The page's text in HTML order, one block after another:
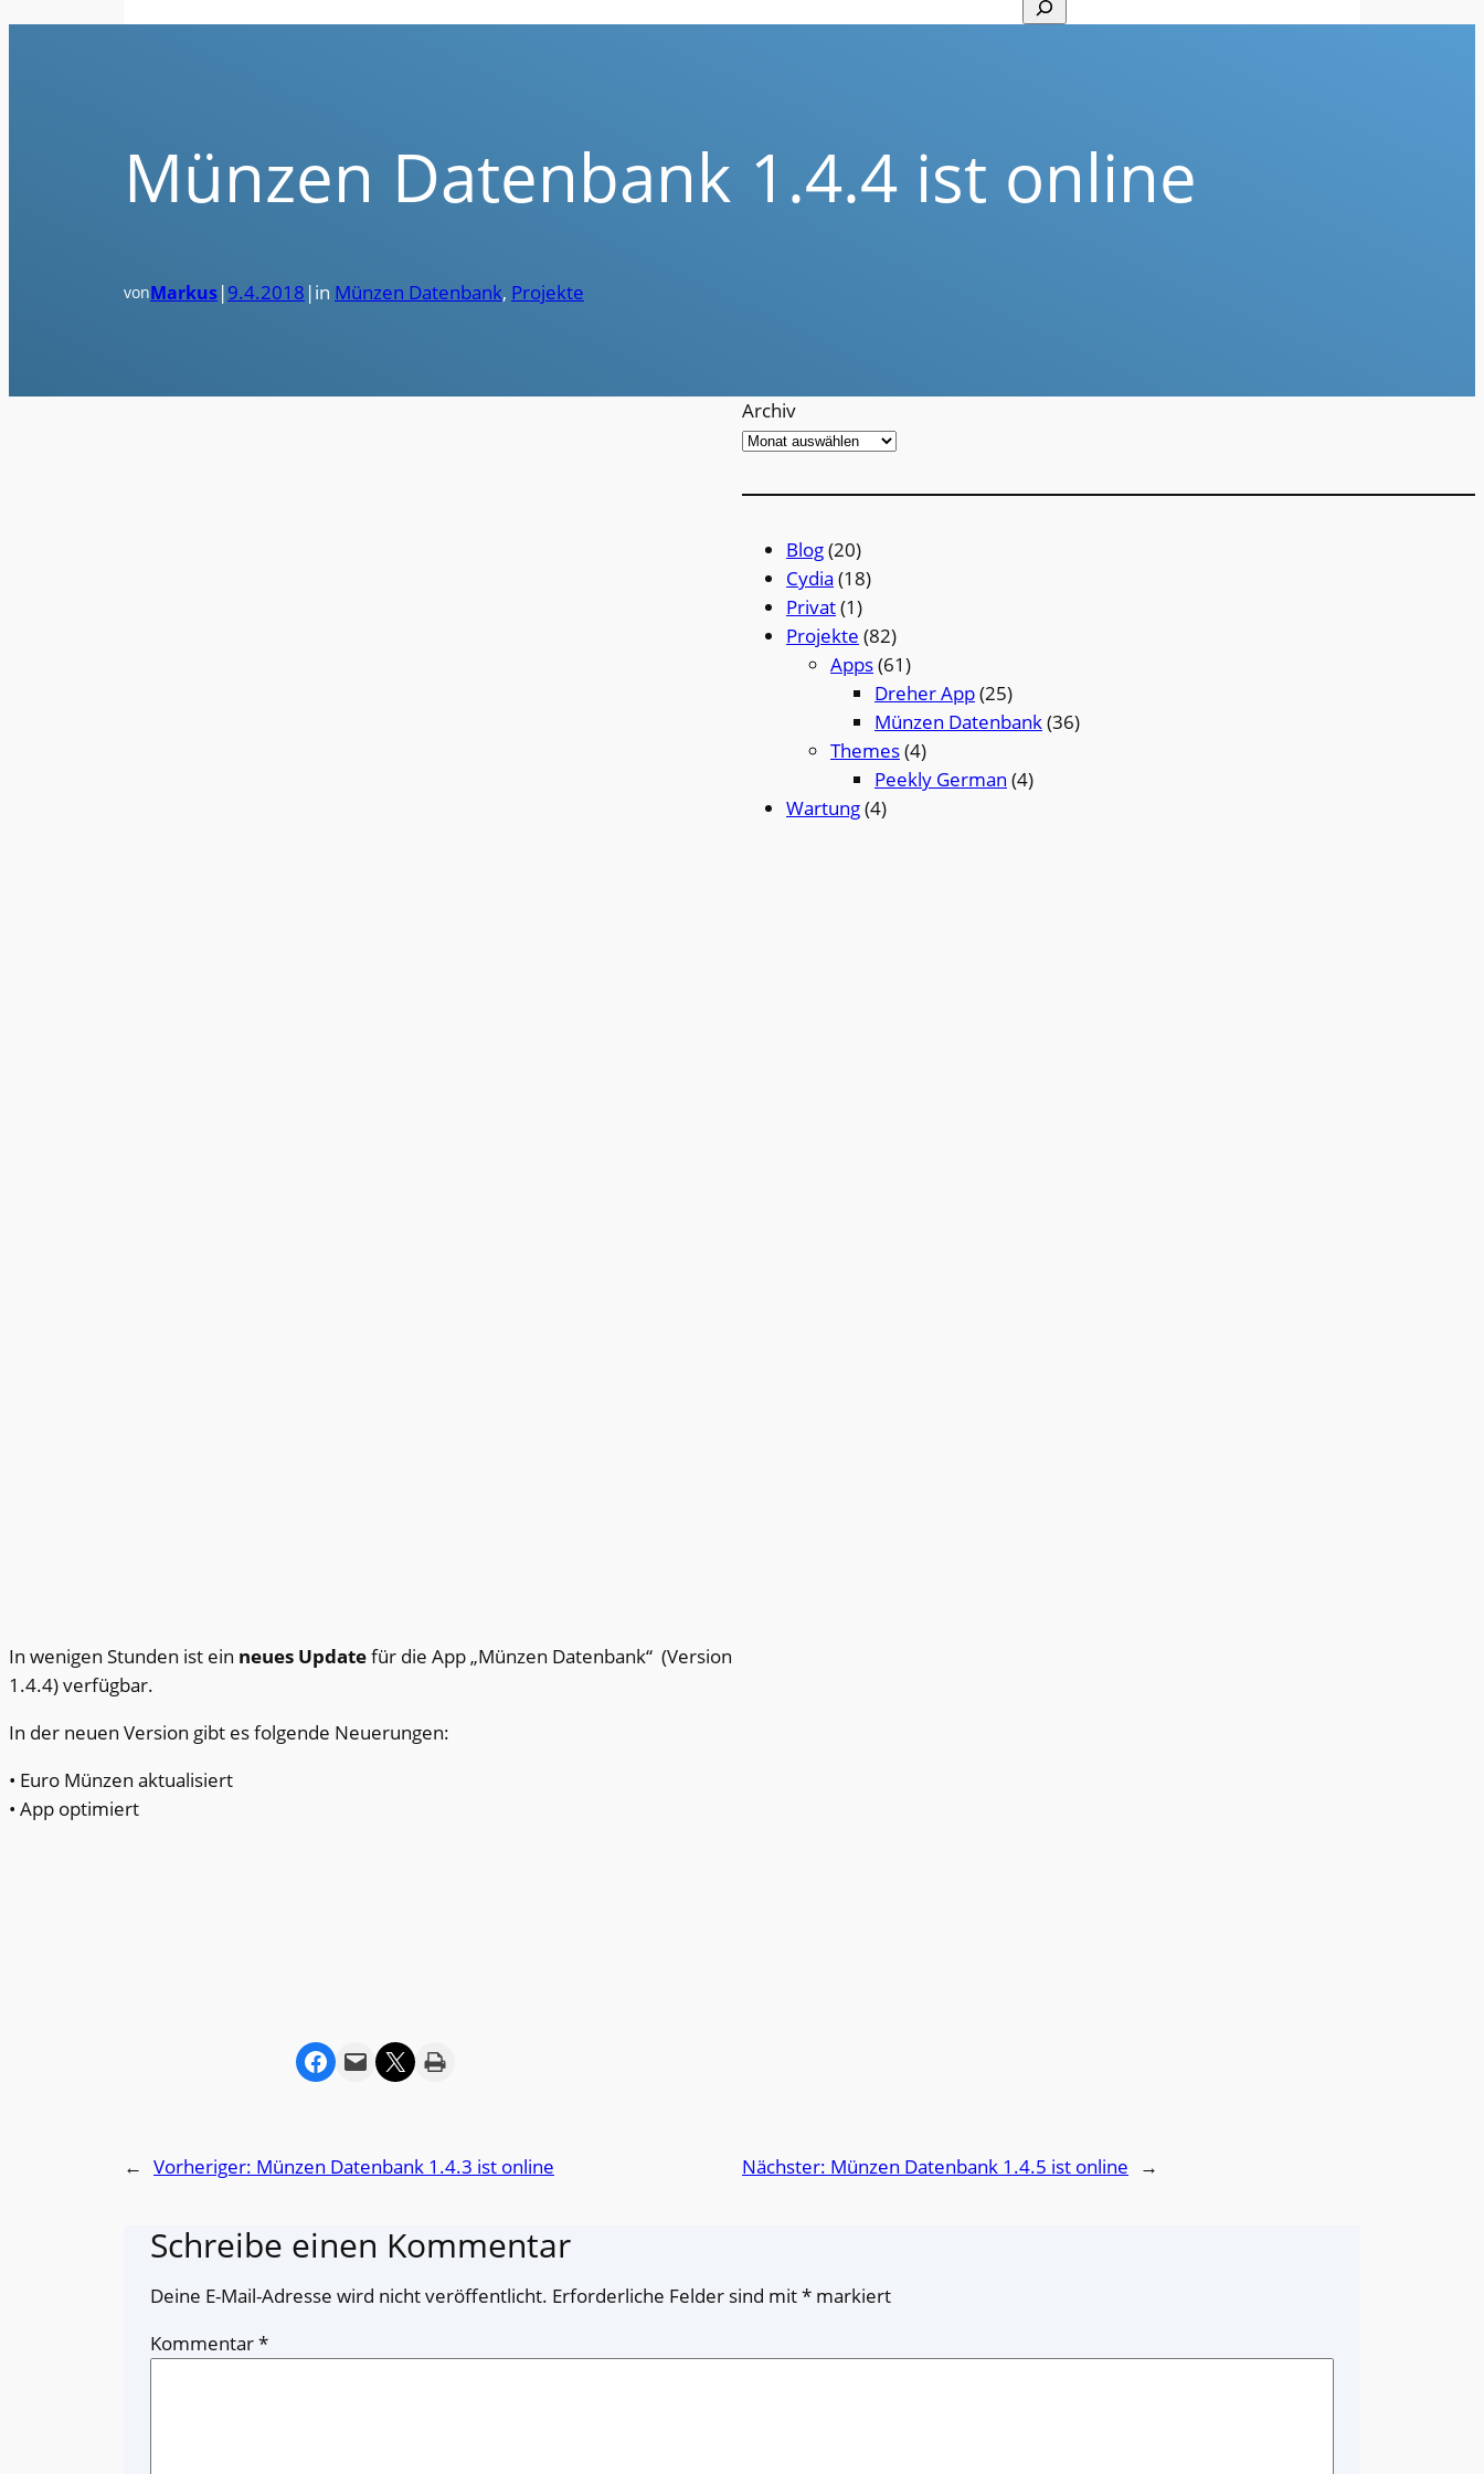
Münzen Datenbank 1.4.4 ist online
vonMarkus|9.4.2018 |in Münzen Datenbank, Projekte
In wenigen Stunden ist ein neues Updatefür die App „Münzen Datenbank“ (Version
1.4.4) verfügbar.
In der neuen Version gibt es folgende Neuerungen:
• Euro Münzen aktualisiert
• App optimiert
Share on Facebook Email this Page Share on X Print this Page
Archiv
Blog(20)
Cydia (18)
Privat(1)
Projekte (82)
Apps(61)
Dreher App(25)
Münzen Datenbank(36)
Themes(4)
Peekly German (4)
Wartung(4)
← Vorheriger: Münzen Datenbank 1.4.3 ist online Nächster: Münzen Datenbank 1.4.5 ist online →
Schreibe einen Kommentar
Deine E-Mail-Adresse wird nicht veröffentlicht. Erforderliche Felder sind mit* markiert
Kommentar*